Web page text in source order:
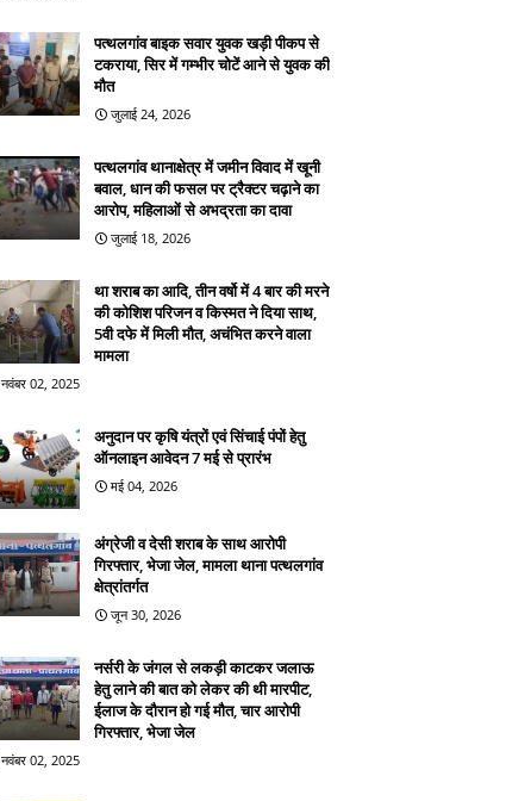
पत्थलगांव बाइक सवार युवक खड़ी पीकप से
टकराया, सिर में गम्भीर चोटें आने से युवक की
मौत
जुलाई 24, 2026
पत्थलगांव थानाक्षेत्र में जमीन विवाद में खूनी
बवाल, धान की फसल पर ट्रैक्टर चढ़ाने का
आरोप, महिलाओं से अभद्रता का दावा
जुलाई 18, 2026
था शराब का आदि, तीन वर्षो में 4 बार की मरने
की कोशिश परिजन व किस्मत ने दिया साथ,
5वी दफे में मिली मौत, अचंभित करने वाला
मामला
नवंबर 02, 2025
अनुदान पर कृषि यंत्रों एवं सिंचाई पंपों हेतु
ऑनलाइन आवेदन 7 मई से प्रारंभ
मई 04, 2026
अंग्रेजी व देसी शराब के साथ आरोपी
गिरफ्तार, भेजा जेल, मामला थाना पत्थलगांव
क्षेत्रांतर्गत
जून 30, 2026
नर्सरी के जंगल से लकड़ी काटकर जलाऊ
हेतु लाने की बात को लेकर की थी मारपीट,
ईलाज के दौरान हो गई मौत, चार आरोपी
गिरफ्तार, भेजा जेल
नवंबर 02, 2025